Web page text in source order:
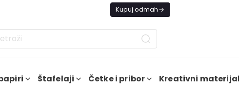
Kupuj odmah
Štafelaji Četke i pribor Kreativni